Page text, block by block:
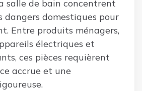
salle de bain concentrent
dangers domestiques pour
Entre produits ménagers,
électriques et
ces pièces requièrent
accrue et une